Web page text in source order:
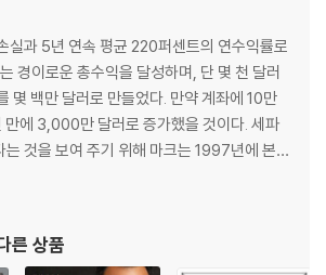
/ 기록은 깨어지기 위해 만들어진다
용광로 / 마침내 등장한 기술 / 투자 공부의 활용 /
밀성의 전략 / 세파의 다섯 가지 핵심 요소 / 확률
신하라
른다
실과 5년 연속 평균 220퍼센트의 연수익률로
경이로운 총수익을 달성하며, 단 몇 천 달러
몇 백만 달러로 만들었다. 만약 계좌에 10만
만에 3,000만 달러로 증가했을 것이다. 세파
는 것을 보여 주기 위해 마크는 1997년에 본인
국투자챔피언십에 참가했다. 그는 높은 레버
옵션 트레이더들에 대항해 롱-온리 포트폴리
수익을 올리며 우
른 상품